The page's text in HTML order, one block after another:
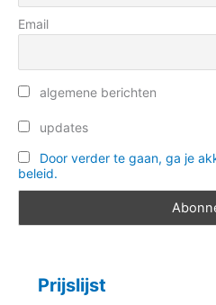
Email
algemene berichten
updates
Door verder te gaan, ga je
beleid.
Prijslijst
n